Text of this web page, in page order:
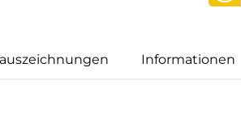
Informationen